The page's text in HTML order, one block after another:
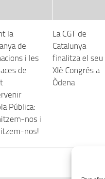
la
de
i les
de
Pública:
nos i
nos!
La CGT de
Catalunya
finalitza el seu
XIè Congrés a
Òdena